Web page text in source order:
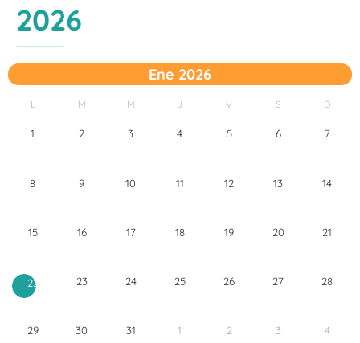
2026
Ene 2026
L M M J V S D
1 2 3 4 5 6 7
8 9 10 11 12 13 14
15 16 17 18 19 20 21
22 23 24 25 26 27 28
29 30 31 1 2 3 4